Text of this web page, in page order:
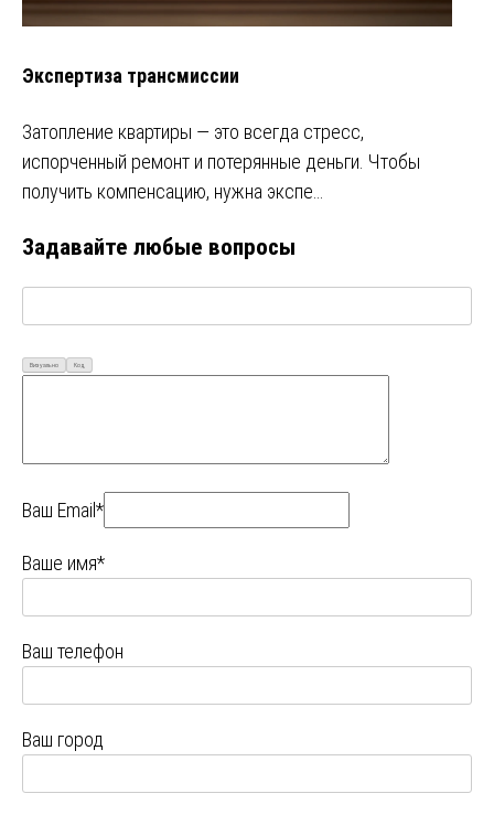
Экспертиза трансмиссии
Затопление квартиры — это всегда стресс,
испорченный ремонт и потерянные деньги. Чтобы
получить компенсацию, нужна экспе…
Задавайте любые вопросы
Визуально Код
Ваш Email*
Ваше имя*
Ваш телефон
Ваш город